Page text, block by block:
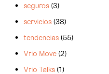
seguros(3)
servicios(38)
tendencias(55)
Vrio Move(2)
Vrio Talks(1)